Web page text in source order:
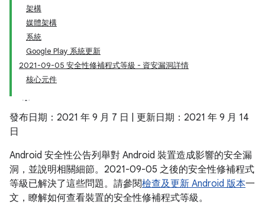
架構
媒體架構
系統
Google Play 系統更新
2021-09-05 安全性修補程式等級 - 資安漏洞詳情
核心元件
發布日期：2021 年 9 月 7 日 | 更新日期：2021 年 9 月 14
日
Android 安全性公告列舉對 Android 裝置造成影響的安全漏
洞，並說明相關細節。2021-09-05 之後的安全性修補程式
等級已解決了這些問題。請參閱檢查及更新 Android 版本一
文，瞭解如何查看裝置的安全性修補程式等級。